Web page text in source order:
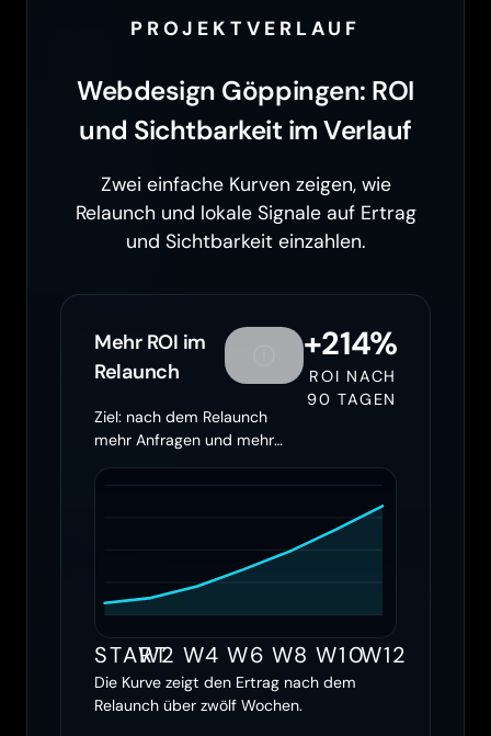
PROJEKTVERLAUF
Webdesign Göppingen: ROI
und Sichtbarkeit im Verlauf
Zwei einfache Kurven zeigen, wie
Relaunch und lokale Signale auf Ertrag
und Sichtbarkeit einzahlen.
Mehr ROI im
Relaunch
Ziel: nach dem Relaunch
mehr Anfragen und mehr
+214%
ROI NACH
90 TAGEN
START
W2 W4 W6 W8 W10W12
Die Kurve zeigt den Ertrag nach dem
Relaunch über zwölf Wochen.